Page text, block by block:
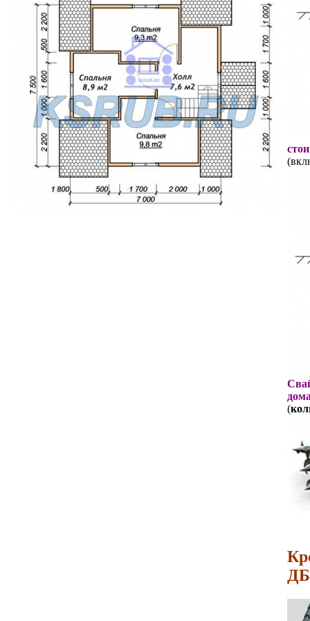
(